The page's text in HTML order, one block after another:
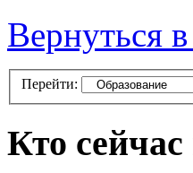
Вернуться
Перейти:
Кто